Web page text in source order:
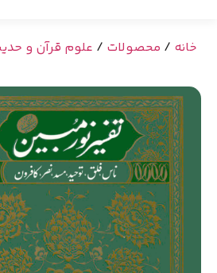
خانه / محصولات / علوم قرآن و